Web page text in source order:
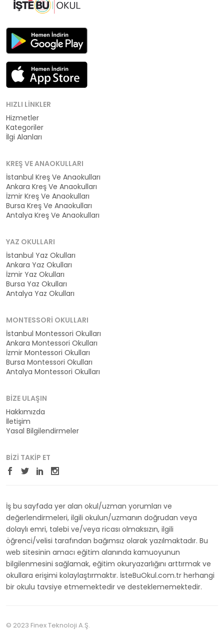
HIZLI LINKLER
Hizmetler
Kategoriler
İlgi Alanları
KREŞ VE ANAOKULLARI
İstanbul Kreş Ve Anaokulları
Ankara Kreş Ve Anaokulları
İzmir Kreş Ve Anaokulları
Bursa Kreş Ve Anaokulları
Antalya Kreş Ve Anaokulları
YAZ OKULLARI
İstanbul Yaz Okulları
Ankara Yaz Okulları
İzmir Yaz Okulları
Bursa Yaz Okulları
Antalya Yaz Okulları
MONTESSORI OKULLARI
İstanbul Montessori Okulları
Ankara Montessori Okulları
İzmir Montessori Okulları
Bursa Montessori Okulları
Antalya Montessori Okulları
BIZE ULAŞIN
Hakkımızda
İletişim
Yasal Bilgilendirmeler
BIZI TAKIP ET
İş bu sayfada yer alan okul/uzman yorumları ve
değerlendirmeleri, ilgili okulun/uzmanın doğrudan veya
dolaylı emri, talebi ve/veya ricası olmaksızın, ilgili
öğrenci/velisi tarafından bağımsız olarak yazılmaktadır. Bu
web sitesinin amacı eğitim alanında kamuoyunun
bilgilenmesini sağlamak, eğitim okuryazarlığını arttırmak ve
okullara erişimi kolaylaştırmaktır. İsteBuOkul.com.tr herhangi
bir okulu tavsiye etmemektedir ve desteklememektedir.
© 2023 Finex Teknoloji A.Ş.